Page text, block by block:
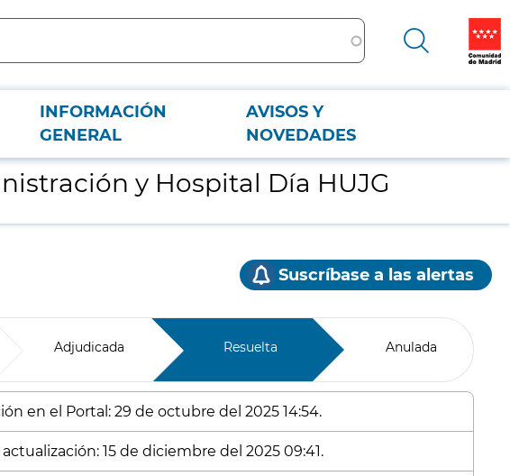
INFORMACIÓN
GENERAL
AVISOS Y
NOVEDADES
y Hospital Día HUJG
Suscríbase a las alertas
Adjudicada Resuelta Anulada
en el Portal: 29 de octubre del 2025 14:54.
15 de diciembre del 2025 09:41.